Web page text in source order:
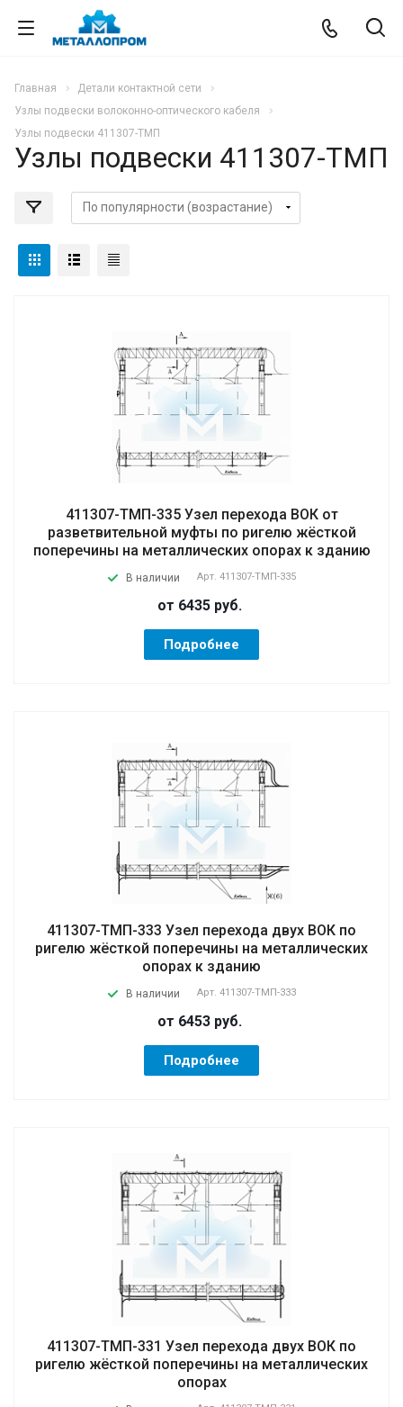
Главная
Детали контактной сети
Узлы подвески волоконно-оптического кабеля
Узлы подвески 411307-ТМП
Узлы подвески 411307-ТМП
411307-ТМП-335 Узел перехода ВОК от
разветвительной муфты по ригелю жёсткой
поперечины на металлических опорах к зданию
В наличии Арт. 411307-ТМП-335
от 6435 руб.
Подробнее
411307-ТМП-333 Узел перехода двух ВОК по
ригелю жёсткой поперечины на металлических
опорах к зданию
В наличии Арт. 411307-ТМП-333
от 6453 руб.
Подробнее
411307-ТМП-331 Узел перехода двух ВОК по
ригелю жёсткой поперечины на металлических
опорах